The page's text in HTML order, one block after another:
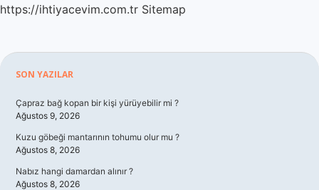
https://ihtiyacevim.com.tr Sitemap
Sidebar
SON YAZILAR
Çapraz bağ kopan bir kişi yürüyebilir mi ?
Ağustos 9, 2026
Kuzu göbeği mantarının tohumu olur mu ?
Ağustos 8, 2026
Nabız hangi damardan alınır ?
Ağustos 8, 2026